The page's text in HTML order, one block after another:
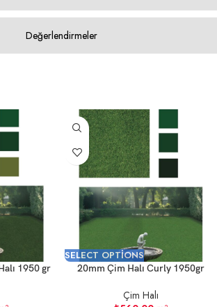
Değerlendirmeler
1950 gr
SELECT OPTIONS
20mm Çim Halı Curly 1950gr
Çim Halı